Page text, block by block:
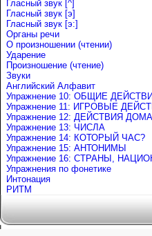
Гласный звук [^]
Гласный звук [э]
Гласный звук [э:]
Органы речи
О произношении (чтении)
Ударение
Произношение (чтение)
Звуки
Английский Алфавит
Упражнение 10: ОБЩИЕ
Упражнение 11: ИГРОВЫЕ
Упражнение 12: ДЕЙСТВИЯ ДОМА
Упражнение 13: ЧИСЛА
Упражнение 14: КОТОРЫЙ ЧАС?
Упражнение 15: АНТОНИМЫ
Упражнение 16: СТРАНЫ,
Упражнения по фонетике
Интонация
РИТМ